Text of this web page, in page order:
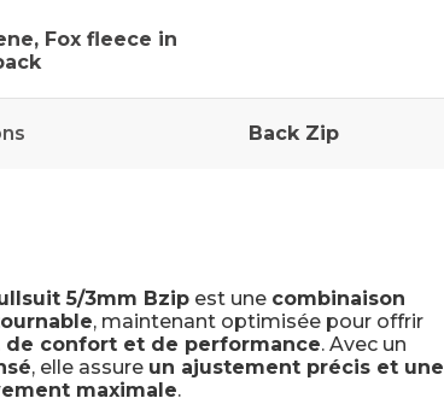
Fox fleece in
Back Zip
5/3mm Bzipest une combinaison
, maintenant optimisée pour offrir
de confort et de performance. Avec un
, elle assure un ajustement précis et une
maximale.